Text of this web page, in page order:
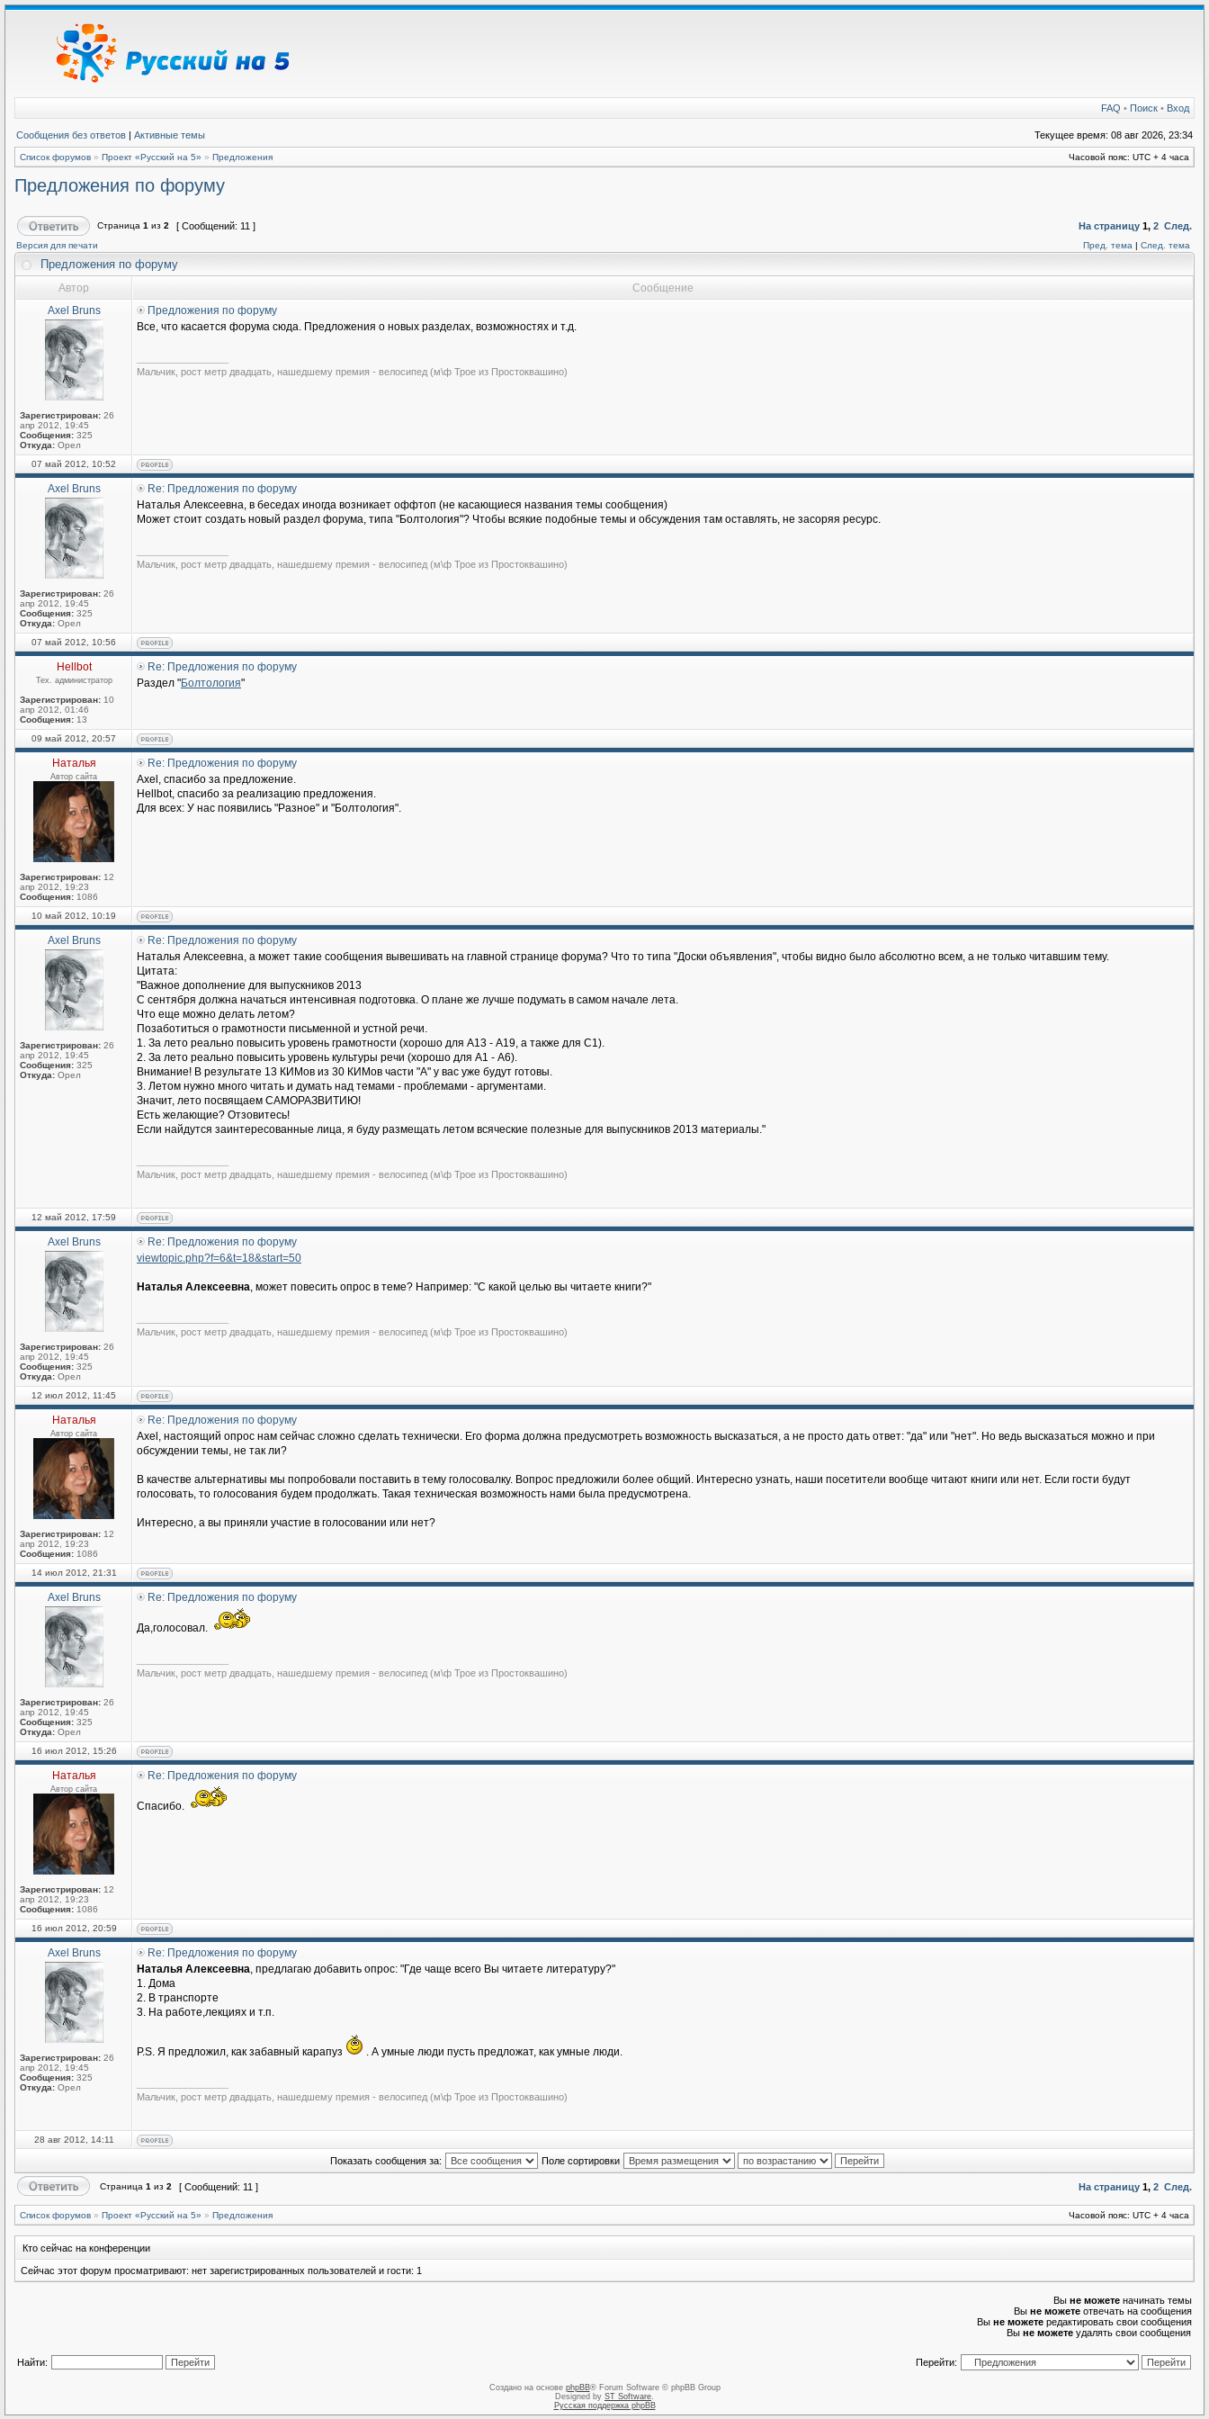
FAQ • Поиск • Вход
Сообщения без ответов | Активные темы Текущее время: 08 авг 2026, 23:34
Список форумов » Проект «Русский на 5» » Предложения Часовой пояс: UTC + 4 часа
Предложения по форуму
Страница 1 из 2 [ Сообщений: 11 ] На страницу 1, 2 След.
Версия для печати Пред. тема | След. тема
Предложения по форуму
Автор
Сообщение
Axel Bruns
Зарегистрирован: 26
апр 2012, 19:45
Сообщения: 325
Откуда: Орел
Предложения по форуму
Все, что касается форума сюда. Предложения о новых разделах, возможностях и т.д.
Мальчик, рост метр двадцать, нашедшему премия - велосипед (м\ф Трое из Простоквашино)
07 май 2012, 10:52
Axel Bruns
Зарегистрирован: 26
апр 2012, 19:45
Сообщения: 325
Откуда: Орел
Re: Предложения по форуму
Наталья Алексеевна, в беседах иногда возникает оффтоп (не касающиеся названия темы сообщения)
Может стоит создать новый раздел форума, типа "Болтология"? Чтобы всякие подобные темы и обсуждения там оставлять, не засоряя ресурс.
Мальчик, рост метр двадцать, нашедшему премия - велосипед (м\ф Трое из Простоквашино)
07 май 2012, 10:56
Hellbot
Тех. администратор
Зарегистрирован: 10
апр 2012, 01:46
Сообщения: 13
Re: Предложения по форуму
Раздел "Болтология"
09 май 2012, 20:57
Наталья
Автор сайта
Зарегистрирован: 12
апр 2012, 19:23
Сообщения: 1086
Re: Предложения по форуму
Axel, спасибо за предложение.
Hellbot, спасибо за реализацию предложения.
Для всех: У нас появились "Разное" и "Болтология".
10 май 2012, 10:19
Axel Bruns
Зарегистрирован: 26
апр 2012, 19:45
Сообщения: 325
Откуда: Орел
Re: Предложения по форуму
Наталья Алексеевна, а может такие сообщения вывешивать на главной странице форума? Что то типа "Доски объявления", чтобы видно было абсолютно всем, а не только читавшим тему.
Цитата:
"Важное дополнение для выпускников 2013
С сентября должна начаться интенсивная подготовка. О плане же лучше подумать в самом начале лета.
Что еще можно делать летом?
Позаботиться о грамотности письменной и устной речи.
1. За лето реально повысить уровень грамотности (хорошо для А13 - А19, а также для С1).
2. За лето реально повысить уровень культуры речи (хорошо для А1 - А6).
Внимание! В результате 13 КИМов из 30 КИМов части "А" у вас уже будут готовы.
3. Летом нужно много читать и думать над темами - проблемами - аргументами.
Значит, лето посвящаем САМОРАЗВИТИЮ!
Есть желающие? Отзовитесь!
Если найдутся заинтересованные лица, я буду размещать летом всяческие полезные для выпускников 2013 материалы."
Мальчик, рост метр двадцать, нашедшему премия - велосипед (м\ф Трое из Простоквашино)
12 май 2012, 17:59
Axel Bruns
Зарегистрирован: 26
апр 2012, 19:45
Сообщения: 325
Откуда: Орел
Re: Предложения по форуму
viewtopic.php?f=6&t=18&start=50
Наталья Алексеевна, может повесить опрос в теме? Например: "С какой целью вы читаете книги?"
Мальчик, рост метр двадцать, нашедшему премия - велосипед (м\ф Трое из Простоквашино)
12 июл 2012, 11:45
Наталья
Автор сайта
Зарегистрирован: 12
апр 2012, 19:23
Сообщения: 1086
Re: Предложения по форуму
Axel, настоящий опрос нам сейчас сложно сделать технически. Его форма должна предусмотреть возможность высказаться, а не просто дать ответ: "да" или "нет". Но ведь высказаться можно и при
обсуждении темы, не так ли?
В качестве альтернативы мы попробовали поставить в тему голосовалку. Вопрос предложили более общий. Интересно узнать, наши посетители вообще читают книги или нет. Если гости будут
голосовать, то голосования будем продолжать. Такая техническая возможность нами была предусмотрена.
Интересно, а вы приняли участие в голосовании или нет?
14 июл 2012, 21:31
Axel Bruns
Зарегистрирован: 26
апр 2012, 19:45
Сообщения: 325
Откуда: Орел
Re: Предложения по форуму
Да,голосовал.
Мальчик, рост метр двадцать, нашедшему премия - велосипед (м\ф Трое из Простоквашино)
16 июл 2012, 15:26
Наталья
Автор сайта
Зарегистрирован: 12
апр 2012, 19:23
Сообщения: 1086
Re: Предложения по форуму
Спасибо.
16 июл 2012, 20:59
Axel Bruns
Зарегистрирован: 26
апр 2012, 19:45
Сообщения: 325
Откуда: Орел
Re: Предложения по форуму
Наталья Алексеевна, предлагаю добавить опрос: "Где чаще всего Вы читаете литературу?"
1. Дома
2. В транспорте
3. На работе,лекциях и т.п.
P.S. Я предложил, как забавный карапуз . А умные люди пусть предложат, как умные люди.
Мальчик, рост метр двадцать, нашедшему премия - велосипед (м\ф Трое из Простоквашино)
28 авг 2012, 14:11
Показать сообщения за: Поле сортировки
Страница 1 из 2 [ Сообщений: 11 ] На страницу 1, 2 След.
Список форумов » Проект «Русский на 5» » Предложения Часовой пояс: UTC + 4 часа
Кто сейчас на конференции
Сейчас этот форум просматривают: нет зарегистрированных пользователей и гости: 1
Вы не можете начинать темы
Вы не можете отвечать на сообщения
Вы не можете редактировать свои сообщения
Вы не можете удалять свои сообщения
Найти: Перейти:
Создано на основе phpBB® Forum Software © phpBB Group
Designed by ST Software.
Русская поддержка phpBB